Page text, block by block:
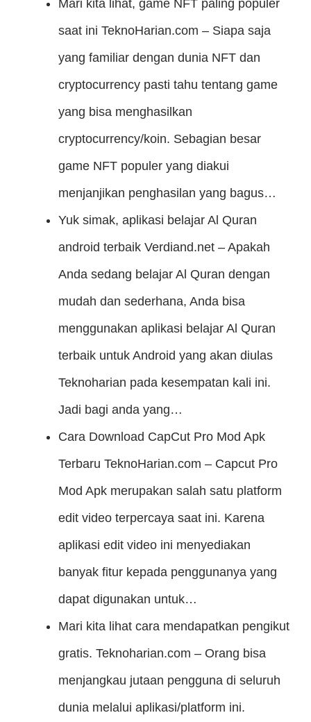
Mari kita lihat, game NFT paling populer
saat ini TeknoHarian.com – Siapa saja
yang familiar dengan dunia NFT dan
cryptocurrency pasti tahu tentang game
yang bisa menghasilkan
cryptocurrency/koin. Sebagian besar
game NFT populer yang diakui
menjanjikan penghasilan yang bagus…
Yuk simak, aplikasi belajar Al Quran
android terbaik Verdiand.net – Apakah
Anda sedang belajar Al Quran dengan
mudah dan sederhana, Anda bisa
menggunakan aplikasi belajar Al Quran
terbaik untuk Android yang akan diulas
Teknoharian pada kesempatan kali ini.
Jadi bagi anda yang…
Cara Download CapCut Pro Mod Apk
Terbaru TeknoHarian.com – Capcut Pro
Mod Apk merupakan salah satu platform
edit video terpercaya saat ini. Karena
aplikasi edit video ini menyediakan
banyak fitur kepada penggunanya yang
dapat digunakan untuk…
Mari kita lihat cara mendapatkan pengikut
gratis. Teknoharian.com – Orang bisa
menjangkau jutaan pengguna di seluruh
dunia melalui aplikasi/platform ini.